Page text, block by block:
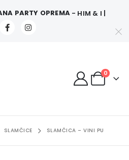
PARTY OPREMA - HIM & I |
0
SLAMČICE SLAMČICA – VINI PU